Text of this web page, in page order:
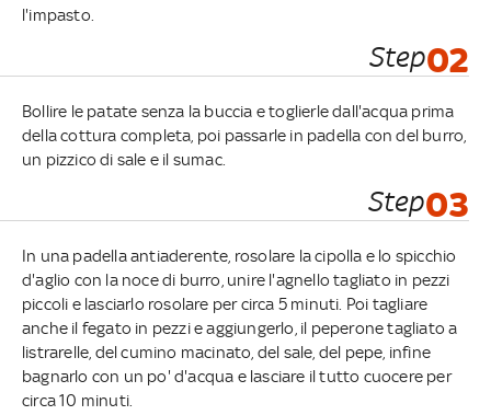
l'impasto.
Step02
Bollire le patate senza la buccia e toglierle dall'acqua prima
della cottura completa, poi passarle in padella con del burro,
un pizzico di sale e il sumac.
Step03
In una padella antiaderente, rosolare la cipolla e lo spicchio
d'aglio con la noce di burro, unire l'agnello tagliato in pezzi
piccoli e lasciarlo rosolare per circa 5 minuti. Poi tagliare
anche il fegato in pezzi e aggiungerlo, il peperone tagliato a
listrarelle, del cumino macinato, del sale, del pepe, infine
bagnarlo con un po' d'acqua e lasciare il tutto cuocere per
circa 10 minuti.